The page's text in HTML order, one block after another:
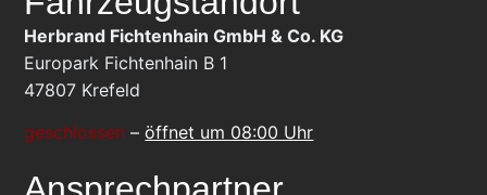
Herbrand Fichtenhain GmbH & Co. KG
Europark Fichtenhain B 1
47807 Krefeld
geschlossen –öffnet um 08:00 Uhr